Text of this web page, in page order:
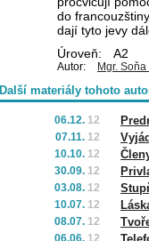
do
dají tyto jevy
Úroveň:
A2
Autor: Mgr.
Další materiály tohoto
06.12. 12
07.11. 12
10.10. 12
30.09. 12
03.08. 12
10.07. 12
08.07. 12
06.06. 12